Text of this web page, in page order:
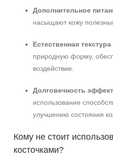
Дополнительное
насыщают кожу
Естественная текстура
природную форму,
воздействие.
Долговечность
использование
улучшению состояния
Кому не стоит
косточками?